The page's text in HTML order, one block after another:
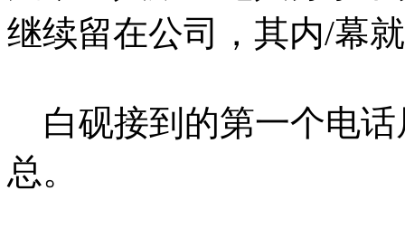
继续留在公司，其内/幕
白砚接到的第一个电话
总。